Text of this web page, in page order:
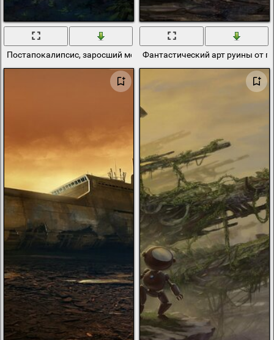
Постапокалипсис, заросший мост в городФантастический арт руины от